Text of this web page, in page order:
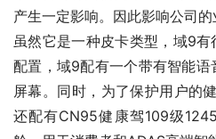
产生一定影响。因此影响公司的
虽然它是一种皮卡类型，域9
配置，域9配有一个带有智能
屏幕。同时，为了保护用户的
还配有CN95健康驾109级